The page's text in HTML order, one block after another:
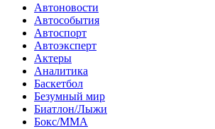
Автоновости
Автособытия
Автоспорт
Автоэксперт
Актеры
Аналитика
Баскетбол
Безумный мир
Биатлон/Лыжи
Бокс/MMA